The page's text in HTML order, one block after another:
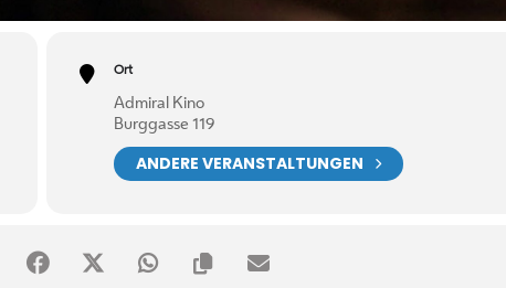
Ort
Admiral Kino
Burggasse 119
ANDERE VERANSTALTUNGEN